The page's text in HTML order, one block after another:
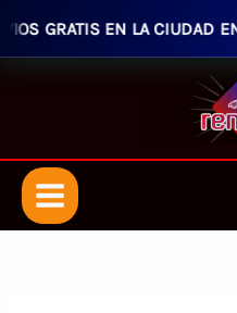
GRATIS EN LA CIUDAD EN